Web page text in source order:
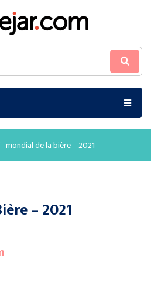
mondial de la bière – 2021
– 2021